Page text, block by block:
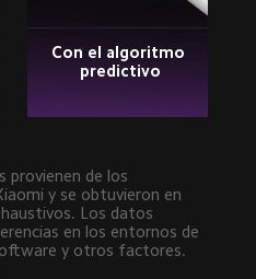
Con el algoritmo
predictivo
provienen de los
y se obtuvieron en
Los datos
en los entornos de
y otros factores.